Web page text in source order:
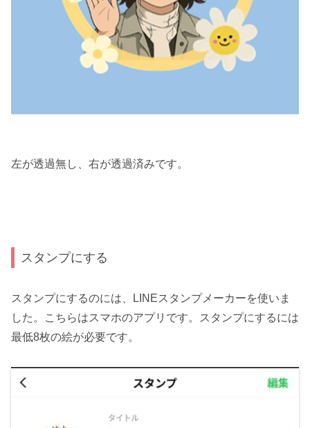
左が透過無し、右が透過済みです。
スタンプにする
スタンプにするのには、LINEスタンプメーカーを使いま
した。こちらはスマホのアプリです。スタンプにするには
最低8枚の絵が必要です。